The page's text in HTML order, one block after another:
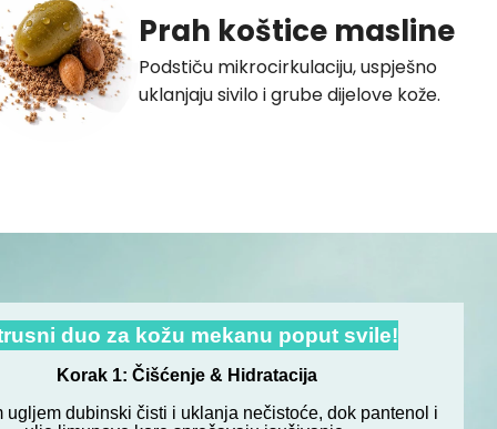
Prah koštice masline
Podstiču mikrocirkulaciju, uspješno
uklanjaju sivilo i grube dijelove kože.
duo za kožu mekanu poput svile!
Korak 1: Čišćenje & Hidratacija
ugljem dubinski čisti i uklanja nečistoće, dok pantenol i